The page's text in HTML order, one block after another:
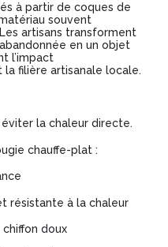
à partir de coques de
souvent
artisans transforment
en un objet
l’impact
filière artisanale locale.
la chaleur directe.
chauffe-plat :
résistante à la chaleur
doux